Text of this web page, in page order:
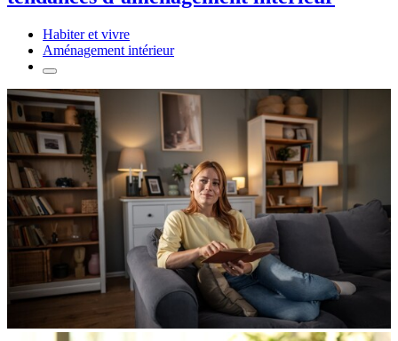
Habiter et vivre
Aménagement intérieur